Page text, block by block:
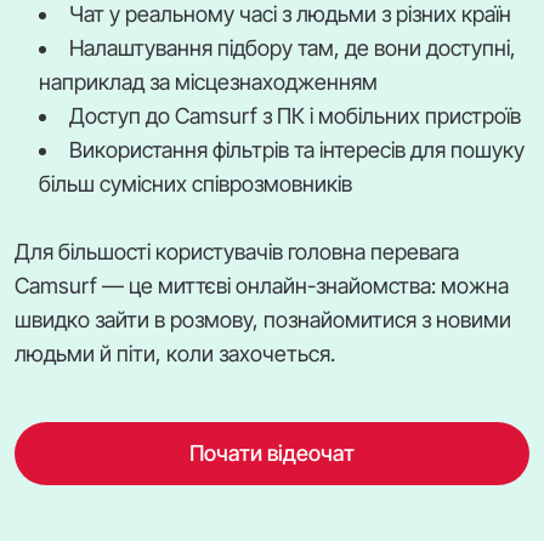
Чат у реальному часі з людьми з різних країн
Налаштування підбору там, де вони доступні,
наприклад за місцезнаходженням
Доступ до Camsurf з ПК і мобільних пристроїв
Використання фільтрів та інтересів для пошуку
більш сумісних співрозмовників
Для більшості користувачів головна перевага
Camsurf — це миттєві онлайн-знайомства: можна
швидко зайти в розмову, познайомитися з новими
людьми й піти, коли захочеться.
Почати відеочат